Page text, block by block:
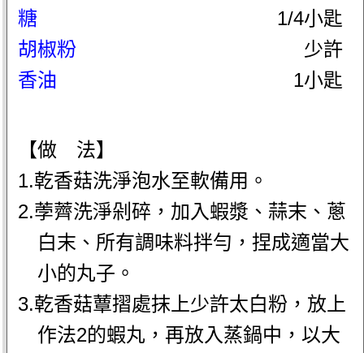
糖
1/4小匙
胡椒粉
少許
香油
1小匙
【做 法】
1.乾香菇洗淨泡水至軟備用。
2.荸薺洗淨剁碎，加入蝦漿、蒜末、蔥
白末、所有調味料拌勻，捏成適當大
小的丸子。
3.乾香菇蕈摺處抹上少許太白粉，放上
作法2的蝦丸，再放入蒸鍋中，以大